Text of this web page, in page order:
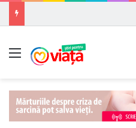
Meniu